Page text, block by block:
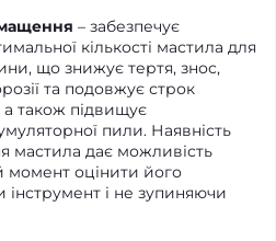
– забезпечує
кількості мастила для
що знижує тертя, знос,
та подовжує строк
також підвищує
пили. Наявність
мастила дає можливість
момент оцінити його
інструмент і не зупиняючи